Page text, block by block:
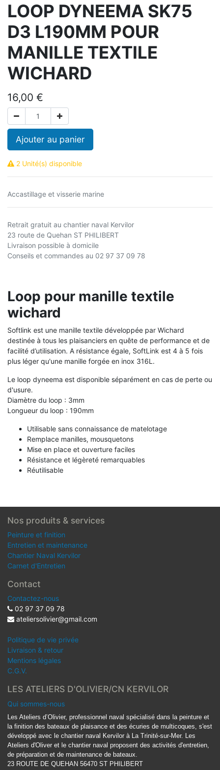
LOOP DYNEEMA SK75
D3 L190MM POUR
MANILLE TEXTILE
WICHARD
16,00 €
Ajouter au panier
2 Unité(s) disponible
Accastillage et visserie marine
Retrait gratuit au chantier naval Kervilor
23 route de Quehan ST PHILIBERT
Livraison possible à domicile
Conseils et commandes au 02 97 37 09 78
Loop pour manille textile
wichard
Softlink est une manille textile développée par Wichard
destinée à tous les plaisanciers en quête de performance et de
facilité d’utilisation. A résistance égale, SoftLink est 4 à 5 fois
plus léger qu'une manille forgée en inox 316L.
Le loop dyneema est disponible séparément en cas de perte ou
d'usure.
Diamètre du loop : 3mm
Longueur du loop : 190mm
Utilisable sans connaissance de matelotage
Remplace manilles, mousquetons
Mise en place et ouverture faciles
Résistance et légèreté remarquables
Réutilisable
Nos produits & services
Peinture et finition
Entretien et maintenance
Chantier Naval Kervilor
Carnet d'Entretien
Contact
Contactez-nous
02 97 37 09 78
ateliersolivier@gmail.com
Politique de vie privée
Livraison & retour
Mentions légales
C.G.V.
LES ATELIERS D'OLIVIER/CN KERVILOR
Qui sommes-nous
Les Ateliers d’Olivier, professionnel naval spécialisé dans la peinture et
la finition des bateaux de plaisance et des écuries de multicoques, s'est
développé avec le chantier naval Kervilor à La Trinité-sur-Mer. Les
Ateliers d'Oliver et le chantier naval proposent des activités d'entretien,
de préparation et de maintenance de bateaux.
23 ROUTE DE QUEHAN 56470 ST PHILIBERT